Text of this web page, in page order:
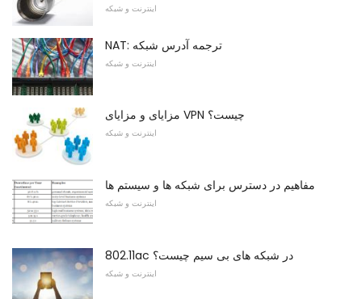
اینترنت و شبکه
NAT: ترجمه آدرس شبکه
اینترنت و شبکه
مزایای و مزایای VPN چیست؟
اینترنت و شبکه
مفاهیم در دسترس برای شبکه ها و سیستم ها
اینترنت و شبکه
802.11ac در شبکه های بی سیم چیست؟
اینترنت و شبکه